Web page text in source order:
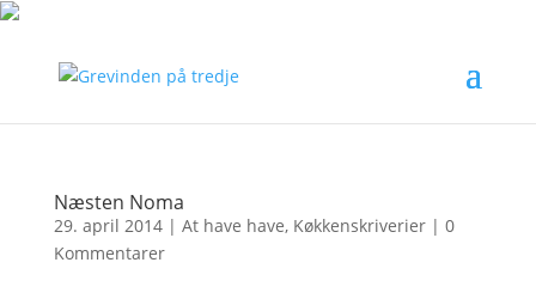
Næsten Noma
29. april 2014| At have have, Køkkenskriverier| 0
Kommentarer